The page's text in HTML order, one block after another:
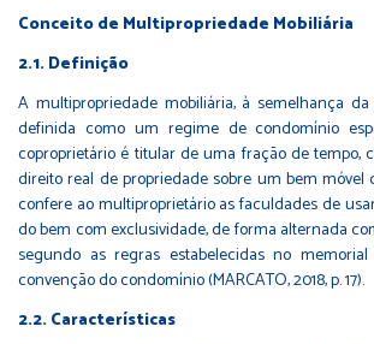
Conceito de Multipropriedade Mobiliária
2.1. Definição
A multipropriedade mobiliária, à semelhança
definida como um regime de condomínio
coproprietário é titular de uma fração de tempo,
direito real de propriedade sobre um bem móvel
confere ao multiproprietário as faculdades de
do bem com exclusividade, de forma alternada
segundo as regras estabelecidas no
convenção do condomínio (MARCATO, 2018, p. 17).
2.2. Características